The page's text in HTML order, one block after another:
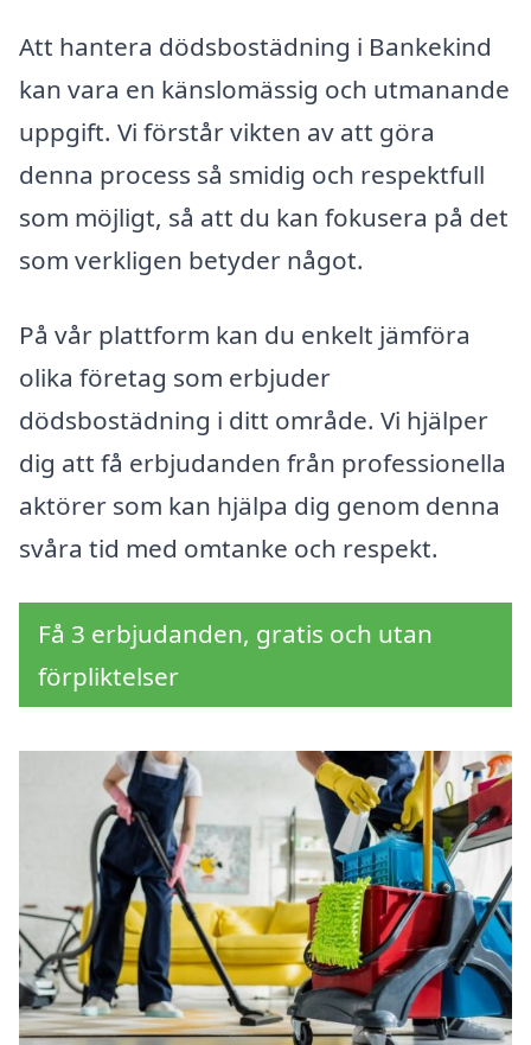
Att hantera dödsbostädning i Bankekind
kan vara en känslomässig och utmanande
uppgift. Vi förstår vikten av att göra
denna process så smidig och respektfull
som möjligt, så att du kan fokusera på det
som verkligen betyder något.
På vår plattform kan du enkelt jämföra
olika företag som erbjuder
dödsbostädning i ditt område. Vi hjälper
dig att få erbjudanden från professionella
aktörer som kan hjälpa dig genom denna
svåra tid med omtanke och respekt.
Få 3 erbjudanden, gratis och utan
förpliktelser